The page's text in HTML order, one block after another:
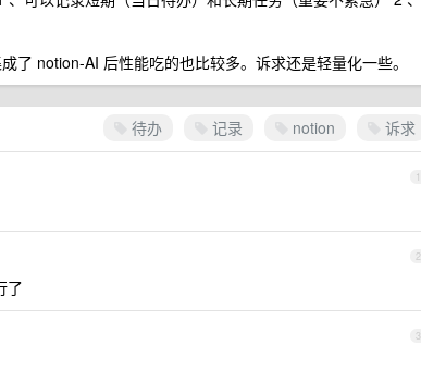
notion-AI 后性能吃的也比较多。诉求还是轻量化一些。
待办 记录 notion 诉求
1
2
了
3